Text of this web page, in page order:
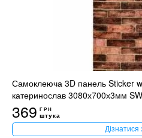
Самоклеюча 3D панель Sticker
катеринослав 3080х700х3мм
369 ГРН
штука
Дізнатися